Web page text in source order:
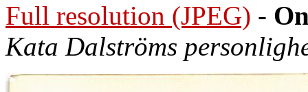
Full resolution (JPEG) -
Kata Dalströms